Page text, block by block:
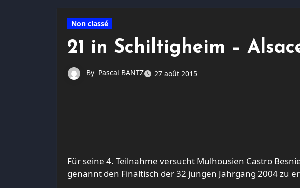
Non classé
21 in Schiltigheim –
By Pascal BANTZ 27 août 2015
Für seine 4. Teilnahme versucht Mulhousien Castro Besnier, diese Woche im Team von Frankreich,
genannt den Finaltisch der 32 jungen Jahrgang 2004 zu